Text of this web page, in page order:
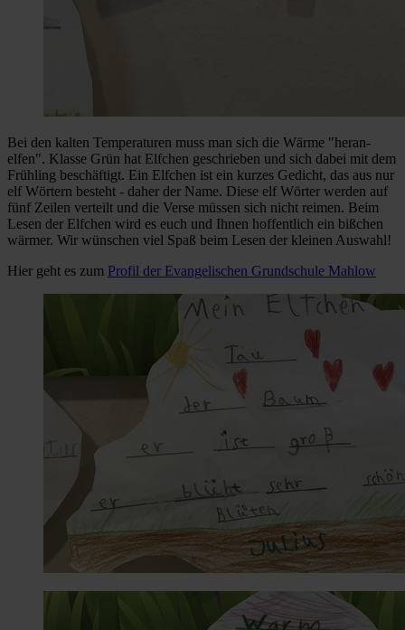
Bei den kalten Temperaturen muss man sich die Wärme "heran-
elfen". Klasse Grün hat Elfchen geschrieben und sich dabei mit dem
Frühling beschäftigt. Ein Elfchen ist ein kurzes Gedicht, das aus nur
elf Wörtern besteht - daher der Name. Diese elf Wörter werden auf
fünf Zeilen verteilt und die Verse müssen sich nicht reimen. Beim
Lesen der Elfchen wird es euch und Ihnen hoffentlich ein bißchen
wärmer. Wir wünschen viel Spaß beim Lesen der kleinen Auswahl!
Hier geht es zum Profil der Evangelischen Grundschule Mahlow